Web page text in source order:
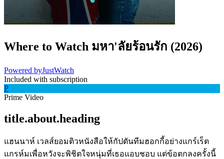
Where to Watch มหา'ลัยร้อนรัก (2026)
Powered byJustWatch
Included with subscription
P
Prime Video
title.about.heading
แฮนนาห์ เวลส์ยอมติวหนังสือให้กัปตันทีมฮอกกี้อย่างแกร์เร็ต
แกรห์มเพื่อหวังจะพิชิตใจหนุ่มที่เธอแอบชอบ แต่ข้อตกลงครั้งนี้